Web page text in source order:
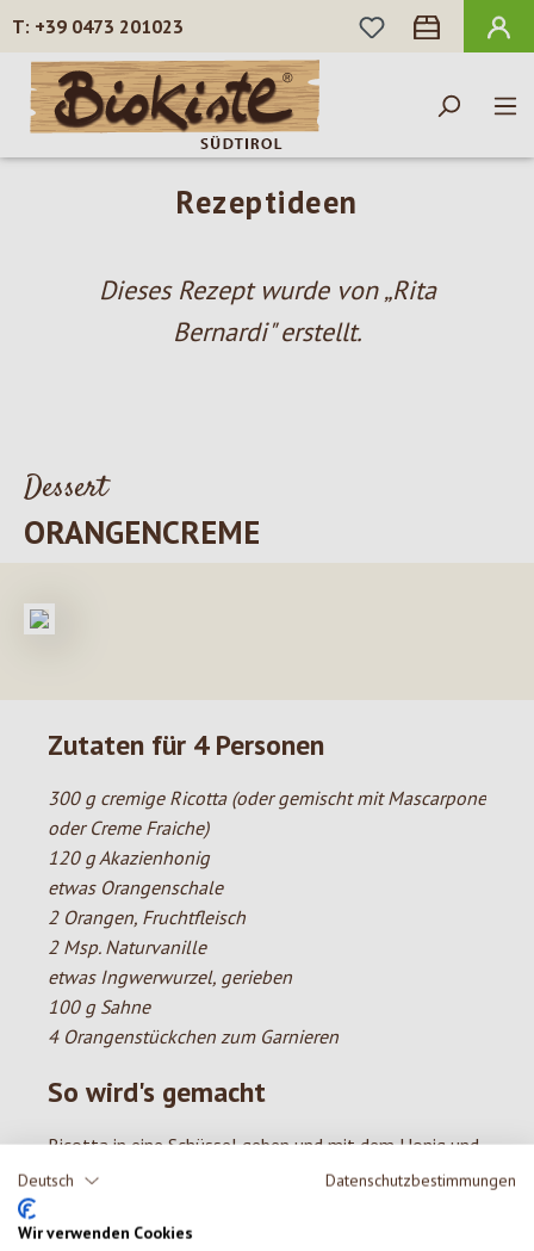
Deutsch Datenschutzbestimmungen
Wir verwenden Cookies
Zum Hauptinhalt springen
+39 0473 201023
DU HAST 0
Rezeptideen
Dieses Rezept wurde von „Rita
Bernardi" erstellt.
Dessert
ORANGENCREME
Zutaten für 4 Personen
300 g cremige Ricotta (oder gemischt mit Mascarpone
oder Creme Fraiche)
120 g Akazienhonig
etwas Orangenschale
2 Orangen, Fruchtfleisch
2 Msp. Naturvanille
etwas Ingwerwurzel, gerieben
100 g Sahne
4 Orangenstückchen zum Garnieren
So wird's gemacht
Ricotta in eine Schüssel geben und mit dem Honig und
der Orangenschale cremig rühren. Die Orangen schälen
wegschneiden. In kleine Stücke schneiden und zur